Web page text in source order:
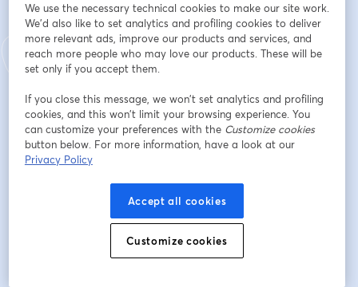
- เข้าใจภาพรวมของ Customer Service ยุคใหม่ ที่เชื่อม
โยงกับยอดขายโดยตรง
- แนวทางการออกแบบ Omnichannel Experience ที่มี
ประสิทธิภาพ
Cross-sell และสร้าง Retention
- เรียนรู้การประยุกต์ใช้ Freshdesk Omnichannel และ
Freddy AI ในองค์กร
- รับข้อเสนอพิเศษจาก Sundae Solutions สำหรับผู้เข้าร่วม
We use the necessary technical cookies to make our site work.
We'd also like to set analytics and profiling cookies to deliver
more relevant ads, improve our products and services, and
reach more people who may love our products. These will be
set only if you accept them.
If you close this message, we won’t set analytics and profiling
cookies, and this won’t limit your browsing experience. You
can customize your preferences with the Customize cookies
button below. For more information, have a look at our
Privacy Policy
Accept all cookies
Customize cookies